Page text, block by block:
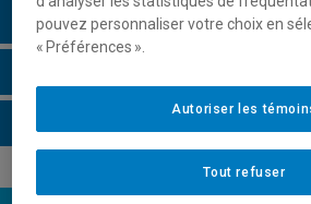
Horaire - Été 2026
pouvez personnaliser votre choix en
« Préférences ».
Tout refuser
Autoriser les